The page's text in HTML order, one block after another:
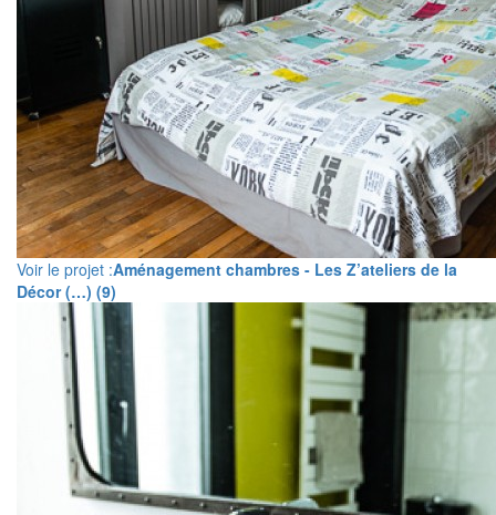
Voir le projet :Aménagement chambres - Les Z’ateliers de la
Décor (…) (9)